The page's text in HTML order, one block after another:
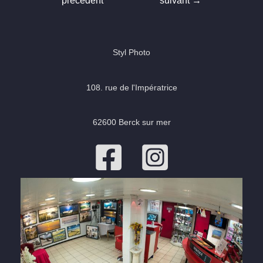
Styl Photo
108. rue de l'Impératrice
62600 Berck sur mer